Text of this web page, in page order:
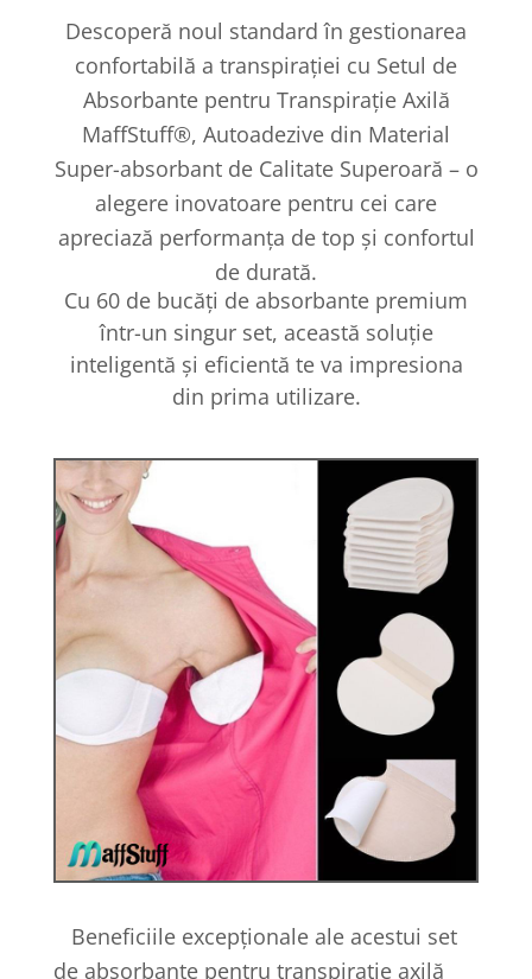
Descoperă noul standard în gestionarea
confortabilă a transpirației cu Setul de
Absorbante pentru Transpirație Axilă
MaffStuff®, Autoadezive din Material
Super-absorbant de Calitate Superoară – o
alegere inovatoare pentru cei care
apreciază performanța de top și confortul
de durată.
Cu 60 de bucăți de absorbante premium
într-un singur set, această soluție
inteligentă și eficientă te va impresiona
din prima utilizare.
Beneficiile excepționale ale acestui set
de absorbante pentru transpirație axilă